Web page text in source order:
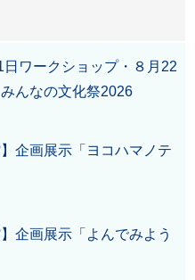
日ワークショップ・８月22
んなの文化祭2026
】企画展示「ヨコハマノテ
企画展示「よんでみよう